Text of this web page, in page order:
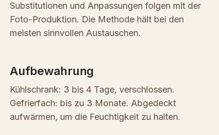
Substitutionen und Anpassungen folgen mit der
Foto-Produktion. Die Methode hält bei den
meisten sinnvollen Austauschen.
Aufbewahrung
Kühlschrank: 3 bis 4 Tage, verschlossen.
Gefrierfach: bis zu 3 Monate. Abgedeckt
aufwärmen, um die Feuchtigkeit zu halten.